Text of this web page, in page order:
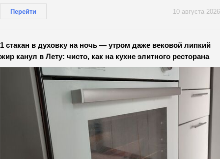
Перейти 10 августа 2026
1 стакан в духовку на ночь — утром даже вековой липкий
жир канул в Лету: чисто, как на кухне элитного ресторана